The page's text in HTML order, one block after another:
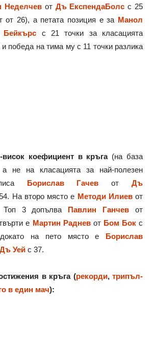
Неделчев от Дъ ЕкспендаБолс с 25
от 26), а петата позиция е за Манол
с 21 точки за класацията
победа на тима му с 11 точки разлика
висок коефициент в кръга(на база
а не на класацията за най-полезен
Борислав Гачев отДъ
На второ място е Методи Илиевот
3 допълва Павлин Ганчев
от
е Мартин Радневот Бом Бокс
на пето място е Борислав
Уей с 37.
в кръга (рекорди,трипъл-
в един мач):